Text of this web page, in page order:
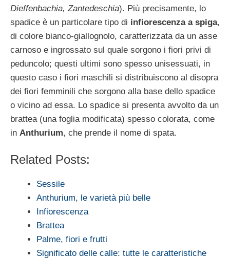
Dieffenbachia, Zantedeschia). Più precisamente, lo
spadice è un particolare tipo di infiorescenza a spiga,
di colore bianco-giallognolo, caratterizzata da un asse
carnoso e ingrossato sul quale sorgono i fiori privi di
peduncolo; questi ultimi sono spesso unisessuati, in
questo caso i fiori maschili si distribuiscono al disopra
dei fiori femminili che sorgono alla base dello spadice
o vicino ad essa. Lo spadice si presenta avvolto da un
brattea (una foglia modificata) spesso colorata, come
in Anthurium, che prende il nome di spata.
Related Posts:
Sessile
Anthurium, le varietà più belle
Infiorescenza
Brattea
Palme, fiori e frutti
Significato delle calle: tutte le caratteristiche